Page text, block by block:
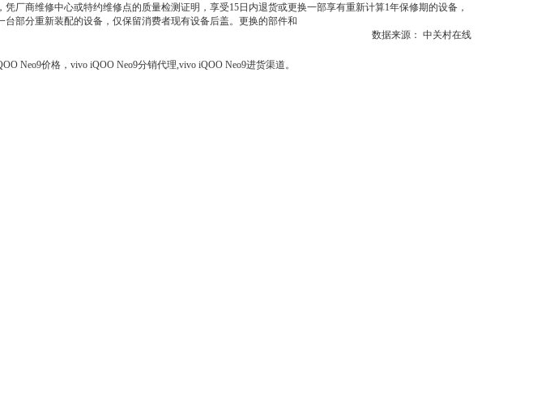
厂商维修中心或特约维修点的质量检测证明，享受15日内退货或更换一部享有重新计算1年保修期的设备，
部分重新装配的设备，仅保留消费者现有设备后盖。更换的部件和
数据来源： 中关村在线
Neo9价格，vivo iQOO Neo9分销代理,vivo iQOO Neo9进货渠道。